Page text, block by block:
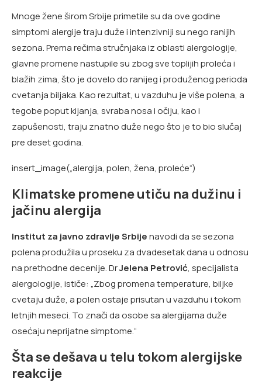
Mnoge žene širom Srbije primetile su da ove godine
simptomi alergije traju duže i intenzivniji su nego ranijih
sezona. Prema rečima stručnjaka iz oblasti alergologije,
glavne promene nastupile su zbog sve toplijih proleća i
blažih zima, što je dovelo do ranijeg i produženog perioda
cvetanja biljaka. Kao rezultat, u vazduhu je više polena, a
tegobe poput kijanja, svraba nosa i očiju, kao i
zapušenosti, traju znatno duže nego što je to bio slučaj
pre deset godina.
insert_image(„alergija, polen, žena, proleće“)
Klimatske promene utiču na dužinu i
jačinu alergija
Institut za javno zdravlje Srbijenavodi da se sezona
polena produžila u proseku za dvadesetak dana u odnosu
na prethodne decenije. DrJelena Petrović, specijalista
alergologije, ističe: „Zbog promena temperature, biljke
cvetaju duže, a polen ostaje prisutan u vazduhu i tokom
letnjih meseci. To znači da osobe sa alergijama duže
osećaju neprijatne simptome.“
Šta se dešava u telu tokom alergijske
reakcije